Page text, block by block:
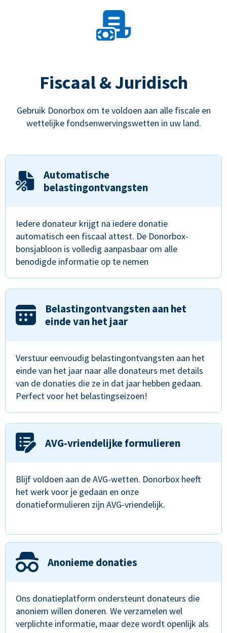
Fiscaal & Juridisch
Gebruik Donorbox om te voldoen aan alle fiscale en
wettelijke fondsenwervingswetten in uw land.
Automatische
belastingontvangsten
Iedere donateur krijgt na iedere donatie
automatisch een fiscaal attest. De Donorbox-
bonsjabloon is volledig aanpasbaar om alle
benodigde informatie op te nemen
Belastingontvangsten aan het
einde van het jaar
Verstuur eenvoudig belastingontvangsten aan het
einde van het jaar naar alle donateurs met details
van de donaties die ze in dat jaar hebben gedaan.
Perfect voor het belastingseizoen!
AVG-vriendelijke formulieren
Blijf voldoen aan de AVG-wetten. Donorbox heeft
het werk voor je gedaan en onze
donatieformulieren zijn AVG-vriendelijk.
Anonieme donaties
Ons donatieplatform ondersteunt donateurs die
anoniem willen doneren. We verzamelen wel
verplichte informatie, maar deze wordt openlijk als